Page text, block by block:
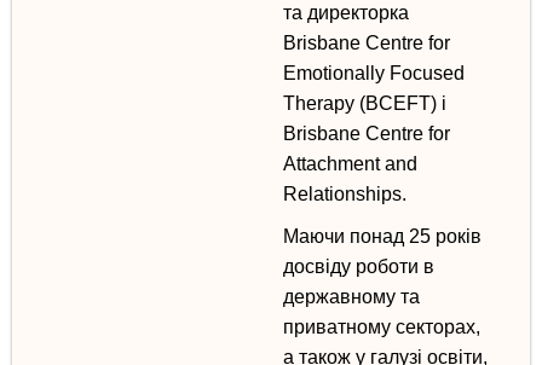
та директорка
Brisbane Centre for
Emotionally Focused
Therapy (BCEFT) і
Brisbane Centre for
Attachment and
Relationships.
Маючи понад 25 років
досвіду роботи в
державному та
приватному секторах,
а також у галузі освіти,